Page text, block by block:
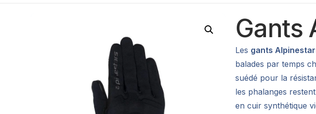
Gants
Les gants
balades par temps
suédé pour la
les phalanges
en cuir synthétique